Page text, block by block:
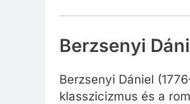
Berzsenyi
Berzsenyi Dániel
klasszicizmus és a